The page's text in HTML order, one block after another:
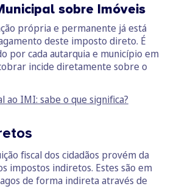
sobre Imóveis
própria e permanente já está
deste imposto direto. É
por cada autarquia e município em
incide diretamente sobre o
ao IMI: sabe o que significa?
fiscal dos cidadãos provém da
impostos indiretos. Estes são em
de forma indireta através de